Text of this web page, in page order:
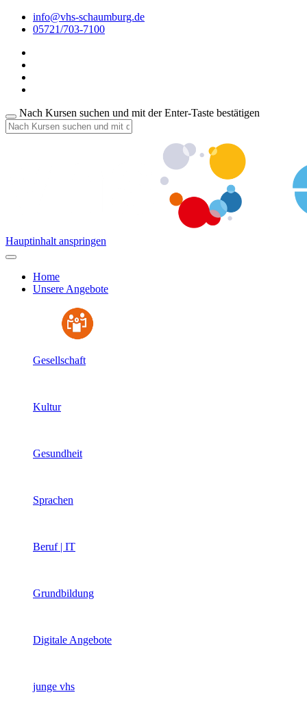
info@vhs-schaumburg.de
05721/703-7100
Nach Kursen suchen und mit der Enter-Taste bestätigen
Hauptinhalt anspringen
Home
Unsere Angebote
Gesellschaft
Kultur
Gesundheit
Sprachen
Beruf | IT
Grundbildung
Digitale Angebote
junge vhs